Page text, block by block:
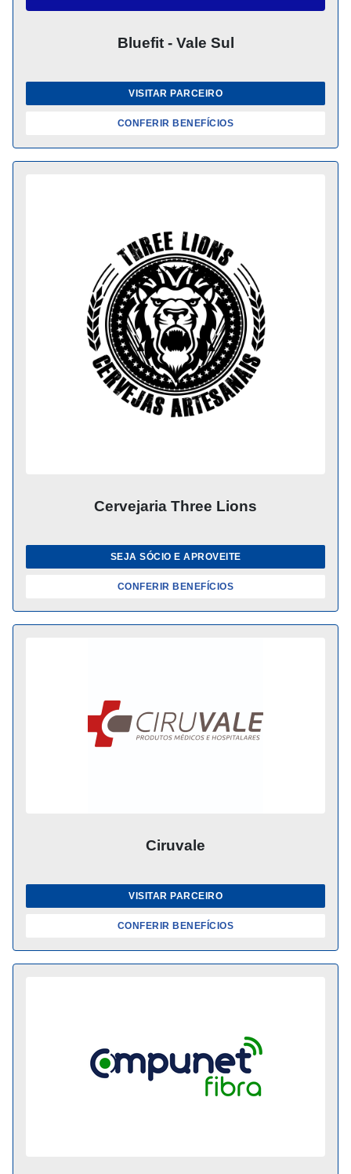
Bluefit - Vale Sul
VISITAR PARCEIRO
CONFERIR BENEFÍCIOS
Cervejaria Three Lions
SEJA SÓCIO E APROVEITE
CONFERIR BENEFÍCIOS
Ciruvale
VISITAR PARCEIRO
CONFERIR BENEFÍCIOS